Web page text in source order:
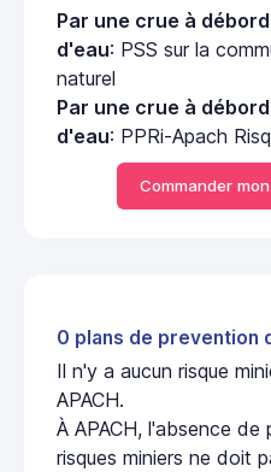
Par une crue à
d'eau: PSS sur la
naturel
Par une crue à
d'eau: PPRi-Apach
Commander mon
0 plans de prevention
Il n'y a aucun risque
APACH.
À APACH, l'absence
risques miniers ne doit